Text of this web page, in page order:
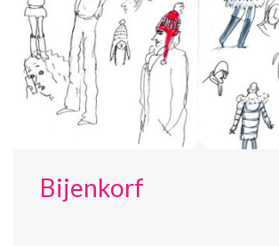
Bijenkorf